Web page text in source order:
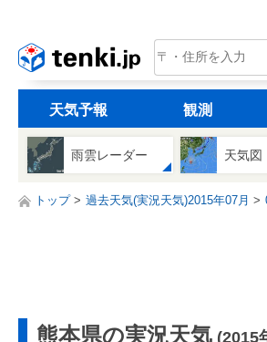
tenki.jp
天気予報 観測
雨雲レーダー 天気図
トップ 過去天気(実況天気)2015年07月
熊本県の実況天気 (2015